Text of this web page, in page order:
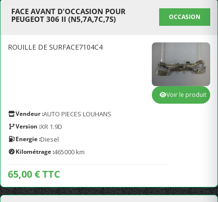
FACE AVANT D'OCCASION POUR
PEUGEOT 306 II (N5,7A,7C,7S)
OCCASION
ROUILLE DE SURFACE7104C4
Vendeur :AUTO PIECES LOUHANS
Version :XR 1.9D
Energie :Diesel
Kilométrage :465000 km
65,00 € TTC
Voir le produit